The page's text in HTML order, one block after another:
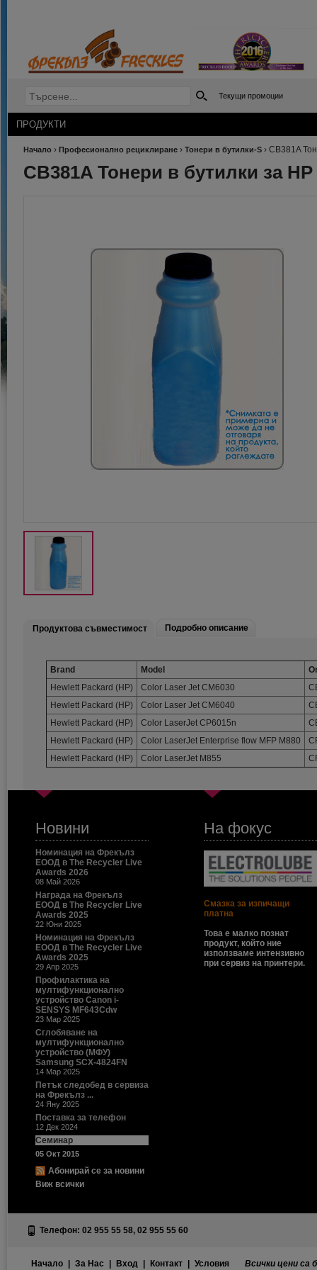
Текущи промоции
ПРОДУКТИ
Начало › Професионално рециклиране › Тонери в бутилки-S › CB381A
CB381A Тонери в бутилки за
Продуктова съвместимост Подробно описание
Brand Model
Hewlett Packard (HP)
Color Laser Jet CM6030
Hewlett Packard (HP)
Color Laser Jet CM6040
Hewlett Packard (HP)
Color LaserJet CP6015n
Hewlett Packard (HP)
Color LaserJet Enterprise flow MFP M880
Hewlett Packard (HP)
Color LaserJet M855
Новини
Номинация на Фрекълз
ЕООД в The Recycler Live
Awards 2026
08 Май 2026
Награда на Фрекълз
ЕООД в The Recycler Live
Awards 2025
22 Юни 2025
Номинация на Фрекълз
ЕООД в The Recycler Live
Awards 2025
29 Апр 2025
Профилактика на
мултифункционално
устройство Canon i-
SENSYS MF643Cdw
23 Мар 2025
Сглобяване на
мултифункционално
устройство (МФУ)
Samsung SCX-4824FN
14 Мар 2025
Петък следобед в сервиза
на Фрекълз ...
24 Яну 2025
Поставка за телефон
12 Дек 2024
Семинар
05 Окт 2015
Абонирай се за новини
Виж всички
На фокус
Смазка за изпичащи
платна
Това е малко познат
продукт, който ние
използваме интензивно
при сервиз на принтери.
Телефон: 02 955 55 58, 02 955 55 60
Начало За Нас Вход Контакт Условия Всички цени са